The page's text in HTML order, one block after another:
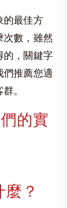
的最佳方
次數，雖然
的，關鍵字
們推薦您適
。
的實
？